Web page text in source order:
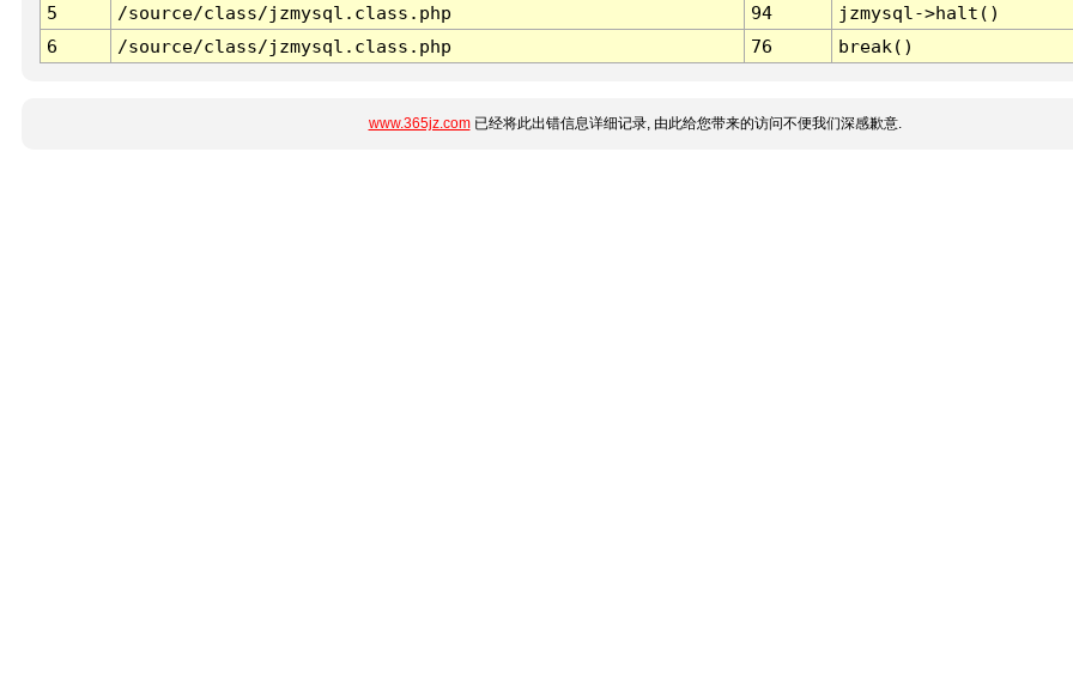
5
/source/class/jzmysql.class.php 94
jzmysql->halt()
6
/source/class/jzmysql.class.php 76 break()
www.365jz.com已经将此出错信息详细记录, 由此给您带来的访问不便我们深感歉意.